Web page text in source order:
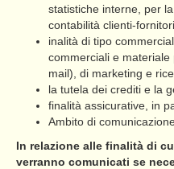
statistiche interne, per
contabilità clienti-fornitori
inalità di tipo
commerciali e
mail), di marketing e
la tutela dei crediti e la
finalità assicurative, in
Ambito di
In relazione alle finalità di
verranno comunicati se